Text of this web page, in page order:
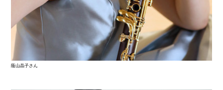
蔭山晶子さん